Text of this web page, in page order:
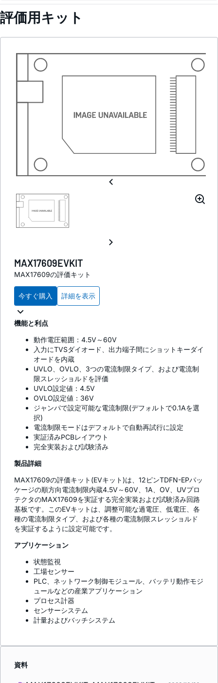
評価用キット
MAX17609EVKIT
MAX17609の評価キット
今すぐ購入 詳細を表示
機能と利点
動作電圧範囲：4.5V～60V
入力にTVSダイオード、出力端子間にショットキーダイ
オードを内蔵
UVLO、OVLO、3つの電流制限タイプ、および電流制
限スレッショルドを評価
UVLO設定値：4.5V
OVLO設定値：36V
ジャンパで設定可能な電流制限(デフォルトで0.1Aを選
択)
電流制限モードはデフォルトで自動再試行に設定
実証済みPCBレイアウト
完全実装および試験済み
製品詳細
MAX17609の評価キット(EVキット)は、12ピンTDFN-EPパッ
ケージの順方向電流制限内蔵4.5V～60V、1A、OV、UVプロ
テクタのMAX17609を実証する完全実装および試験済み回路
基板です。このEVキットは、調整可能な過電圧、低電圧、各
種の電流制限タイプ、および各種の電流制限スレッショルド
を実証するように設定可能です。
アプリケーション
状態監視
工場センサー
PLC、ネットワーク制御モジュール、バッテリ動作モジ
ュールなどの産業アプリケーション
プロセス計器
センサーシステム
計量およびバッチシステム
資料